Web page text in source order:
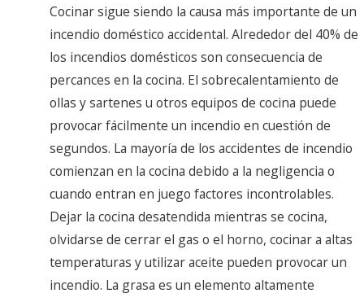
Cocinar sigue siendo la causa más importante de un
incendio doméstico accidental. Alrededor del 40% de
los incendios domésticos son consecuencia de
percances en la cocina. El sobrecalentamiento de
ollas y sartenes u otros equipos de cocina puede
provocar fácilmente un incendio en cuestión de
segundos. La mayoría de los accidentes de incendio
comienzan en la cocina debido a la negligencia o
cuando entran en juego factores incontrolables.
Dejar la cocina desatendida mientras se cocina,
olvidarse de cerrar el gas o el horno, cocinar a altas
temperaturas y utilizar aceite pueden provocar un
incendio. La grasa es un elemento altamente